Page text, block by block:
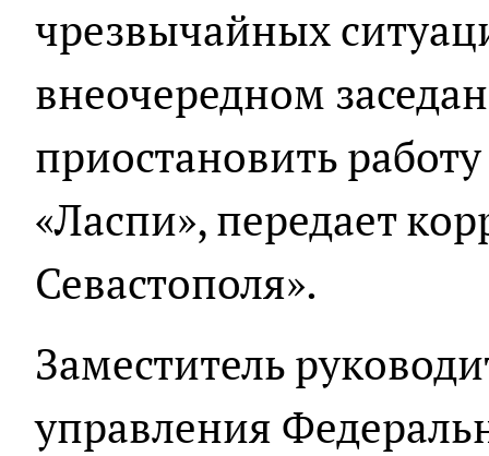
чрезвычайных
внеочередном
приостановить
«Ласпи», передает
Севастополя».
Заместитель
управления